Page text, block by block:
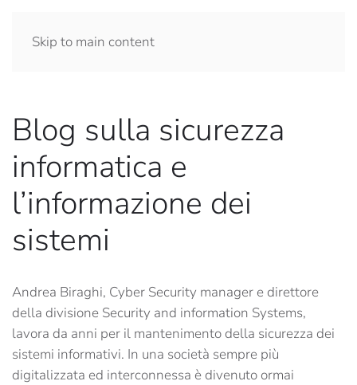
Skip to main content
Blog sulla sicurezza
informatica e
l’informazione dei
sistemi
Andrea Biraghi, Cyber Security manager e direttore
della divisione Security and information Systems,
lavora da anni per il mantenimento della sicurezza dei
sistemi informativi. In una società sempre più
digitalizzata ed interconnessa è divenuto ormai